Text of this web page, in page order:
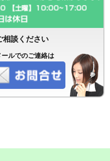
相談ください
ールでのご連絡は